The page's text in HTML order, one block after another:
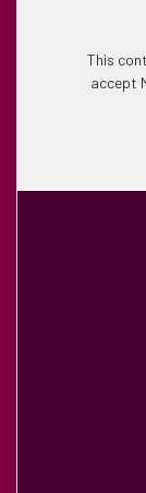
This
accept